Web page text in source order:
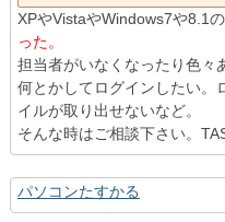
XPやVistaやWindows7や8.1の
った。
担当者がいなくなったり色々
何とかしてログインしたい。
イルが取り出せないなど。
そんな時はご相談下さい。
パソコンたすかる